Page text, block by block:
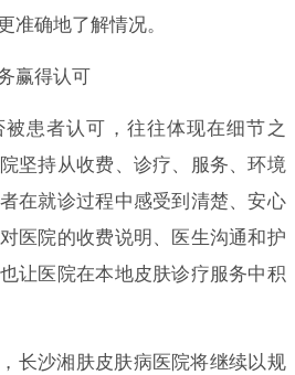
准确地了解情况。
赢得认可
患者认可，往往体现在细节之
坚持从收费、诊疗、服务、环境
在就诊过程中感受到清楚、安心
医院的收费说明、医生沟通和护
让医院在本地皮肤诊疗服务中积
长沙湘肤皮肤病医院将继续以规